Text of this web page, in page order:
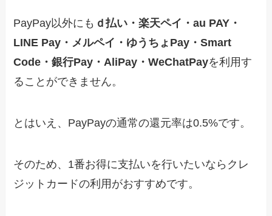
PayPay以外にも ｄ払い・楽天ペイ・au PAY・
LINE Pay・メルペイ・ゆうちょPay・Smart
Code・銀行Pay・AliPay・WeChatPayを利用す
ることができません。
とはいえ、PayPayの通常の還元率は0.5%です。
そのため、1番お得に支払いを行いたいならクレ
ジットカードの利用がおすすめです。